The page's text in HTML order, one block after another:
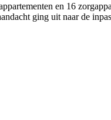
en 16
ging uit naar de